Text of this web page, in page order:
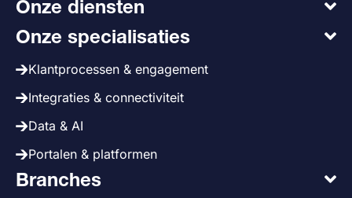
Onze diensten
Onze specialisaties
Klantprocessen & engagement
Integraties & connectiviteit
Data & AI
Portalen & platformen
Branches